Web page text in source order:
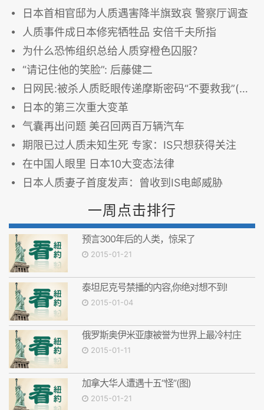
日本首相官邸为人质遇害降半旗致哀 警察厅调查
人质事件成日本修宪牺牲品 安倍千夫所指
为什么恐怖组织总给人质穿橙色囚服？
“请记住他的笑脸”: 后藤健二
日网民:被杀人质眨眼传递摩斯密码“不要救我”(图)
日本的第三次重大变革
气囊再出问题 美召回两百万辆汽车
期限已过人质未知生死 专家：IS只想获得关注
在中国人眼里 日本10大变态法律
日本人质妻子首度发声：曾收到IS电邮威胁
一周点击排行
预言300年后的人类，惊呆了
2015-01-21
泰坦尼克号禁播的内容,你绝对想不到!
2015-01-04
俄罗斯奥伊米亚康被誉为世界上最冷村庄
2015-01-11
加拿大华人遭遇十五“怪”(图)
2015-01-21